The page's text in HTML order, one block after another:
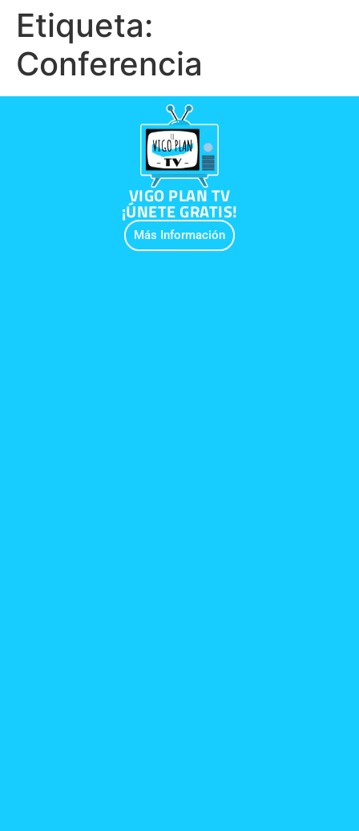
Etiqueta:
Conferencia
VIGO PLAN TV
¡ÚNETE GRATIS!
Más Información